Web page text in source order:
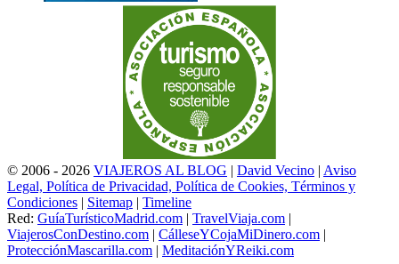
© 2006 - 2026 VIAJEROS AL BLOG | David Vecino | Aviso
Legal, Política de Privacidad, Política de Cookies, Términos y
Condiciones | Sitemap | Timeline
Red: GuíaTurísticoMadrid.com | TravelViaja.com |
ViajerosConDestino.com | CálleseYCojaMiDinero.com |
ProtecciónMascarilla.com | MeditaciónYReiki.com